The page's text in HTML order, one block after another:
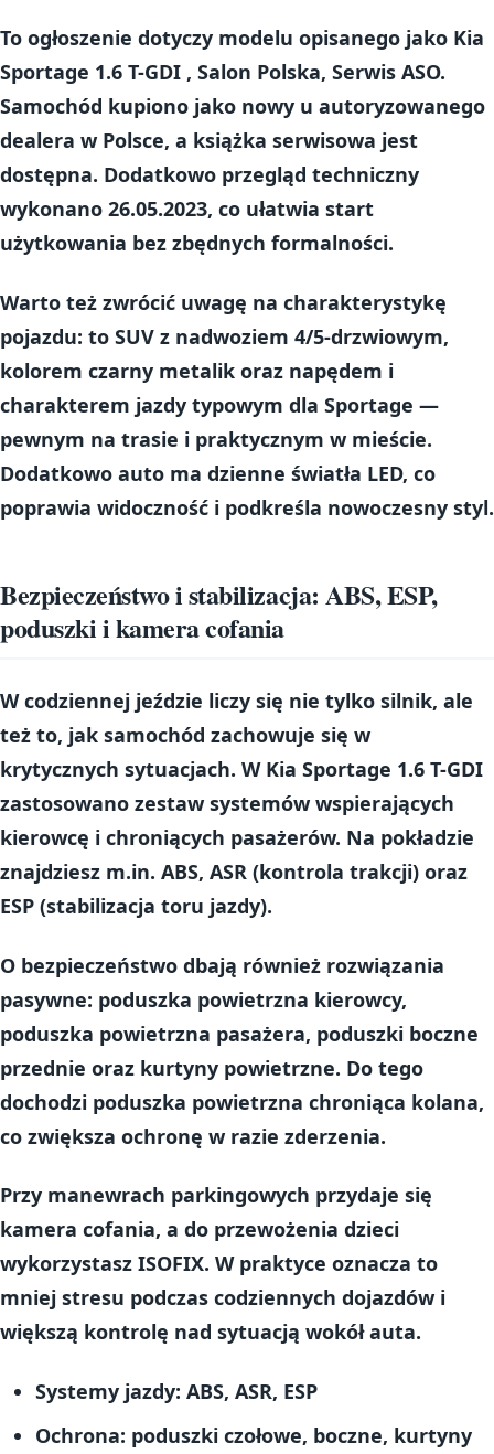
To ogłoszenie dotyczy modelu opisanego jako Kia
Sportage 1.6 T-GDI , Salon Polska, Serwis ASO.
Samochód kupiono jako nowy u autoryzowanego
dealera w Polsce, a książka serwisowa jest
dostępna. Dodatkowo przegląd techniczny
wykonano 26.05.2023, co ułatwia start
użytkowania bez zbędnych formalności.
Warto też zwrócić uwagę na charakterystykę
pojazdu: to SUV z nadwoziem 4/5-drzwiowym,
kolorem czarny metalik oraz napędem i
charakterem jazdy typowym dla Sportage —
pewnym na trasie i praktycznym w mieście.
Dodatkowo auto ma dzienne światła LED, co
poprawia widoczność i podkreśla nowoczesny styl.
Bezpieczeństwo i stabilizacja: ABS, ESP,
poduszki i kamera cofania
W codziennej jeździe liczy się nie tylko silnik, ale
też to, jak samochód zachowuje się w
krytycznych sytuacjach. W Kia Sportage 1.6 T-GDI
zastosowano zestaw systemów wspierających
kierowcę i chroniących pasażerów. Na pokładzie
znajdziesz m.in. ABS, ASR (kontrola trakcji) oraz
ESP (stabilizacja toru jazdy).
O bezpieczeństwo dbają również rozwiązania
pasywne: poduszka powietrzna kierowcy,
poduszka powietrzna pasażera, poduszki boczne
przednie oraz kurtyny powietrzne. Do tego
dochodzi poduszka powietrzna chroniąca kolana,
co zwiększa ochronę w razie zderzenia.
Przy manewrach parkingowych przydaje się
kamera cofania, a do przewożenia dzieci
wykorzystasz ISOFIX. W praktyce oznacza to
mniej stresu podczas codziennych dojazdów i
większą kontrolę nad sytuacją wokół auta.
Systemy jazdy: ABS, ASR, ESP
Ochrona: poduszki czołowe, boczne, kurtyny